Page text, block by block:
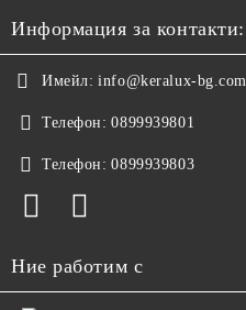
Информация за контакти:
Имейл: info@keralux-bg.com
Телефон: 0899939801
Телефон: 0899939803
Ние работим с